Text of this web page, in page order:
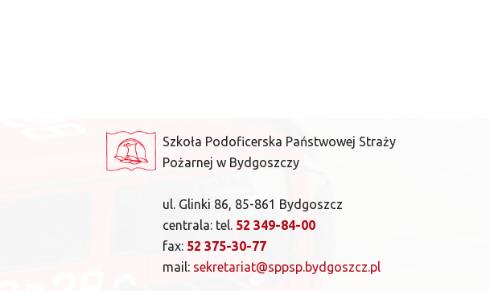
Szkoła Podoficerska Państwowej Straży
Pożarnej w Bydgoszczy
ul. Glinki 86, 85-861 Bydgoszcz
centrala: tel.
52 349-84-00
fax: 52 375-30-77
mail: sekretariat@sppsp.bydgoszcz.pl